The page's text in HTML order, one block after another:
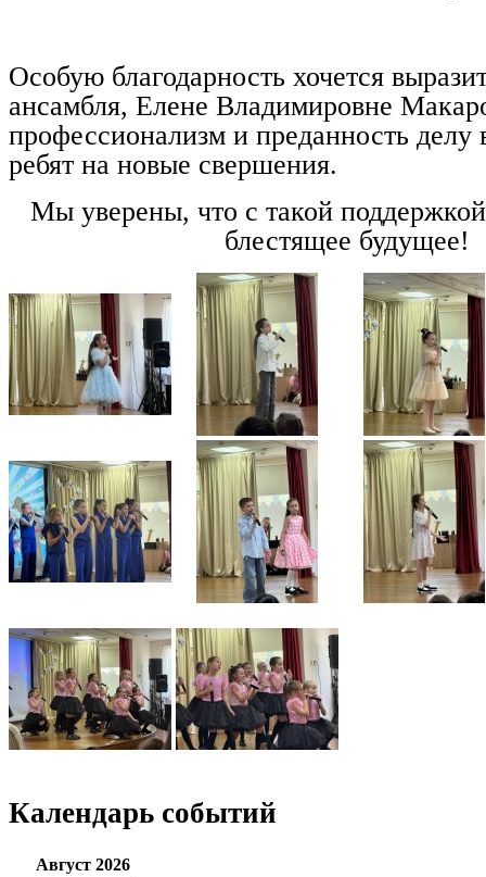
Особую благодарность хочется
ансамбля, Елене Владимировне
профессионализм и преданность делу
ребят на новые свершения.
Мы уверены, что с такой
блестящее будущее!
Календарь событий
Август 2026